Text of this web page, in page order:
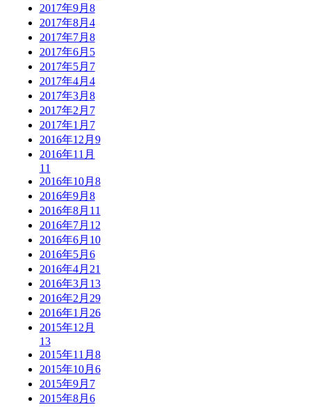
2017年9月 8
2017年8月 4
2017年7月 8
2017年6月 5
2017年5月 7
2017年4月 4
2017年3月 8
2017年2月 7
2017年1月 7
2016年12月 9
2016年11月
11
2016年10月 8
2016年9月 8
2016年8月 11
2016年7月 12
2016年6月 10
2016年5月 6
2016年4月 21
2016年3月 13
2016年2月 29
2016年1月 26
2015年12月
13
2015年11月 8
2015年10月 6
2015年9月 7
2015年8月 6